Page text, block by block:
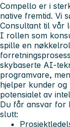
Compello er i
native fremtid. Vi
Consultant til vår
I rollen som
spille en
skybaserte AI-
programvare,
hjelper kunder
potensialet av
Du får ansvar for
slutt: